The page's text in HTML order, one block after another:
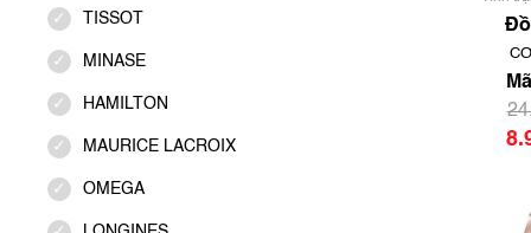
TISSOT
MINASE
HAMILTON
MAURICE LACROIX
OMEGA
ngày